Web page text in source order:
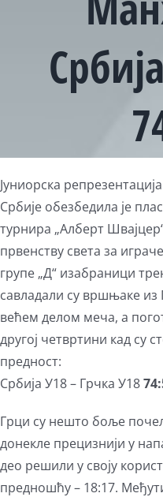
Јуниорска репрезентација
Србије обезбедила је
турнира „Алберт
првенству света за
групе „Д“ изабраници
савладали су вршњаке из
већем делом меча, а
другој четвртини кад су
предност:
Србија У18 – Грчка У18
Грци су нешто боље
донекле прецизнији у
део решили у своју
предношћу – 18:17.